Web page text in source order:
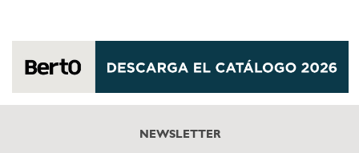
NEWSLETTER